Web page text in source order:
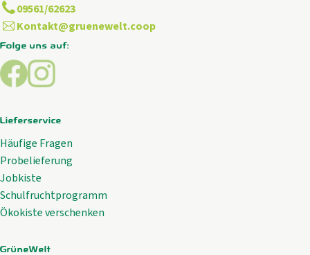
09561/62623
Kontakt@gruenewelt.coop
Folge uns auf:
Externer Link zu https://www.facebook.com/
Externer Link zu https://www.instagram.com/
Lieferservice
Häufige Fragen
Probelieferung
Jobkiste
Schulfruchtprogramm
Ökokiste verschenken
GrüneWelt